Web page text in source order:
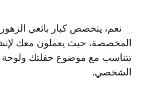
نعم، يتخصص كبار بائعي
المخصصة، حيث يعملون معك
تتناسب مع موضوع حفلتك ولوحة
الشخصي.